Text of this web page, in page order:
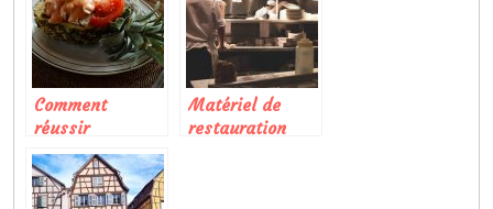
Comment
réussir
parfaitement un
plat sucré-salé?
Matériel de
restauration